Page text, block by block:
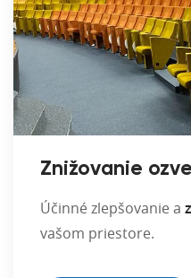
Znižovanie
Účinné zlepšovanie a
vašom priestore.